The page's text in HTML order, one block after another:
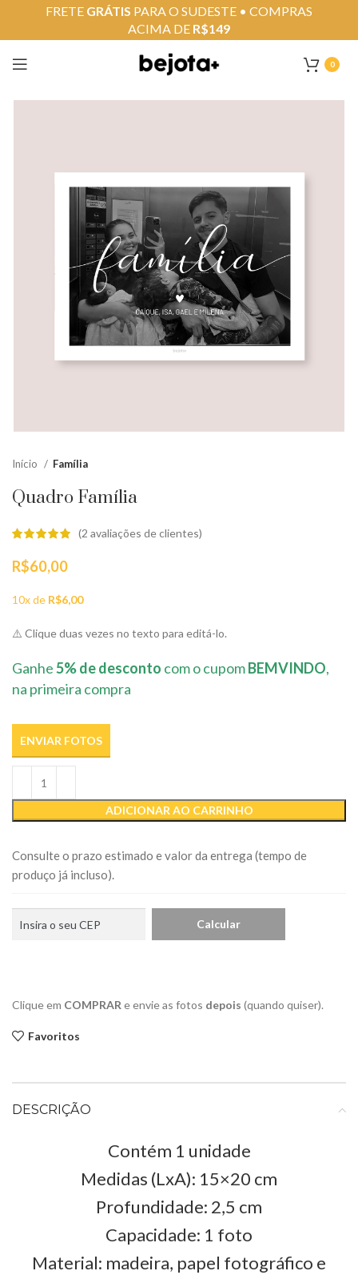
0
Início Família
Quadro Família
(2 avaliações de clientes)
R$60,00
10x de R$6,00
⚠️ Clique duas vezes no texto para editá-lo.
Ganhe5% de desconto com o cupomBEMVINDO,
na primeira compra
ENVIAR FOTOS
ADICIONAR AO CARRINHO
Consulte o prazo estimado e valor da entrega (tempo de
produço já incluso).
Clique em COMPRARe envie as fotos depois (quando quiser).
Favoritos
DESCRIÇÃO
Contém 1 unidade
Medidas (LxA): 15×20 cm
Profundidade: 2,5 cm
Capacidade: 1 foto
Material: madeira, papel fotográfico e
FRETE GRÁTIS PARA O SUDESTE • COMPRAS
ACIMA DE R$149